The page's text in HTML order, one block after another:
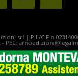
srl | P.I./C.F
PEC: